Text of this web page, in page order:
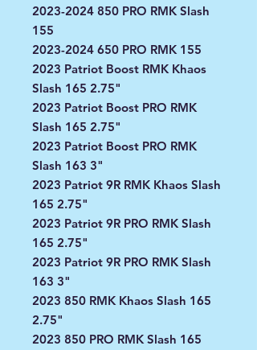
2023-2024 850 PRO RMK Slash
155
2023-2024 650 PRO RMK 155
2023 Patriot Boost RMK Khaos
Slash 165 2.75"
2023 Patriot Boost PRO RMK
Slash 165 2.75"
2023 Patriot Boost PRO RMK
Slash 163 3"
2023 Patriot 9R RMK Khaos Slash
165 2.75"
2023 Patriot 9R PRO RMK Slash
165 2.75"
2023 Patriot 9R PRO RMK Slash
163 3"
2023 850 RMK Khaos Slash 165
2.75"
2023 850 PRO RMK Slash 165